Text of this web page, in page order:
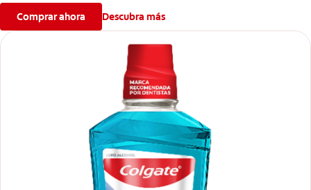
Comprar ahora Descubra más